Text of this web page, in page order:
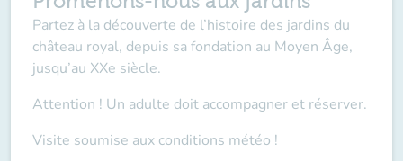
Partez à la découverte de l’histoire des jardins du
château royal, depuis sa fondation au Moyen Âge,
jusqu’au XXe siècle.
Attention ! Un adulte doit accompagner et réserver.
Visite soumise aux conditions météo !